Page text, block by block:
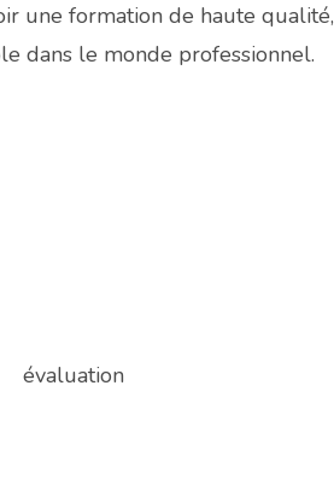
une formation de haute qualité,
dans le monde professionnel.